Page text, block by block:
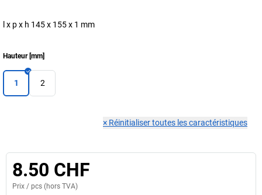
l x p x h 145 x 155 x 1 mm
Hauteur[mm]
1 2
× Réinitialiser toutes les caractéristiques
8.50 CHF
Prix / pcs (hors TVA)